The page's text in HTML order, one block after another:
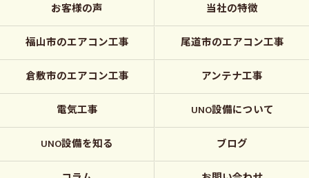
お客様の声 当社の特徴
福山市のエアコン工事 尾道市のエアコン工事
倉敷市のエアコン工事 アンテナ工事
電気工事 UNO設備について
UNO設備を知る ブログ